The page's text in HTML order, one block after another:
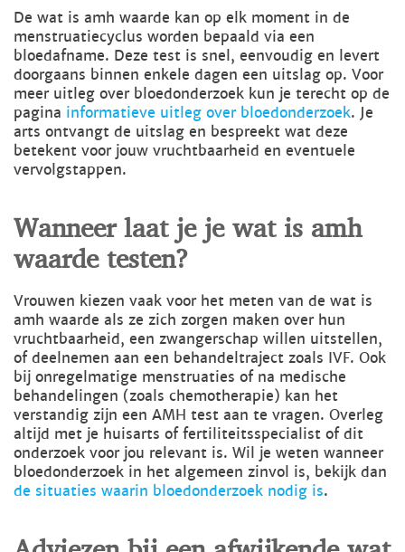
De wat is amh waarde kan op elk moment in de
menstruatiecyclus worden bepaald via een
bloedafname. Deze test is snel, eenvoudig en levert
doorgaans binnen enkele dagen een uitslag op. Voor
meer uitleg over bloedonderzoek kun je terecht op de
pagina informatieve uitleg over bloedonderzoek. Je
arts ontvangt de uitslag en bespreekt wat deze
betekent voor jouw vruchtbaarheid en eventuele
vervolgstappen.
Wanneer laat je je wat is amh
waarde testen?
Vrouwen kiezen vaak voor het meten van de wat is
amh waarde als ze zich zorgen maken over hun
vruchtbaarheid, een zwangerschap willen uitstellen,
of deelnemen aan een behandeltraject zoals IVF. Ook
bij onregelmatige menstruaties of na medische
behandelingen (zoals chemotherapie) kan het
verstandig zijn een AMH test aan te vragen. Overleg
altijd met je huisarts of fertiliteitsspecialist of dit
onderzoek voor jou relevant is. Wil je weten wanneer
bloedonderzoek in het algemeen zinvol is, bekijk dan
de situaties waarin bloedonderzoek nodig is.